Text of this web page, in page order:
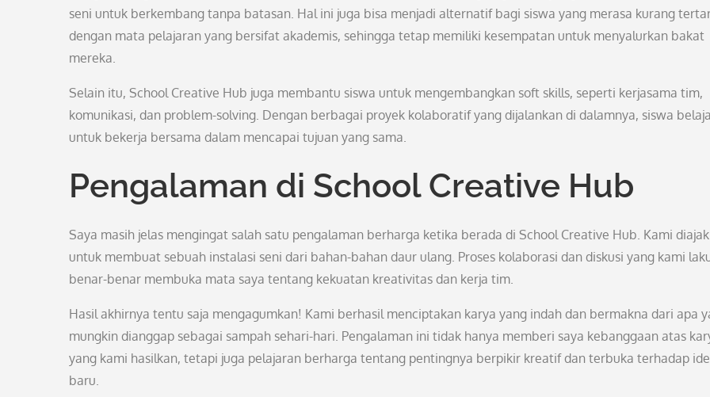
seni untuk berkembang tanpa batasan. Hal ini juga bisa menjadi alternatif bagi siswa yang merasa kurang
dengan mata pelajaran yang bersifat akademis, sehingga tetap memiliki kesempatan untuk menyalurkan bakat
mereka.
Selain itu, School Creative Hub juga membantu siswa untuk mengembangkan soft skills, seperti kerjasama tim,
komunikasi, dan problem-solving. Dengan berbagai proyek kolaboratif yang dijalankan di dalamnya, siswa
untuk bekerja bersama dalam mencapai tujuan yang sama.
Pengalaman di School Creative Hub
Saya masih jelas mengingat salah satu pengalaman berharga ketika berada di School Creative Hub. Kami diajak
untuk membuat sebuah instalasi seni dari bahan-bahan daur ulang. Proses kolaborasi dan diskusi yang kami
benar-benar membuka mata saya tentang kekuatan kreativitas dan kerja tim.
Hasil akhirnya tentu saja mengagumkan! Kami berhasil menciptakan karya yang indah dan bermakna dari apa
mungkin dianggap sebagai sampah sehari-hari. Pengalaman ini tidak hanya memberi saya kebanggaan atas
yang kami hasilkan, tetapi juga pelajaran berharga tentang pentingnya berpikir kreatif dan terbuka terhadap
baru.